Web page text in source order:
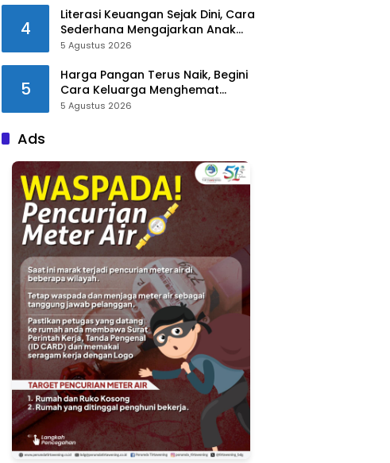
4
Literasi Keuangan Sejak Dini, Cara
Sederhana Mengajarkan Anak
Mengelola Uang
5 Agustus 2026
5
Harga Pangan Terus Naik, Begini
Cara Keluarga Menghemat
Belanja
5 Agustus 2026
Ads